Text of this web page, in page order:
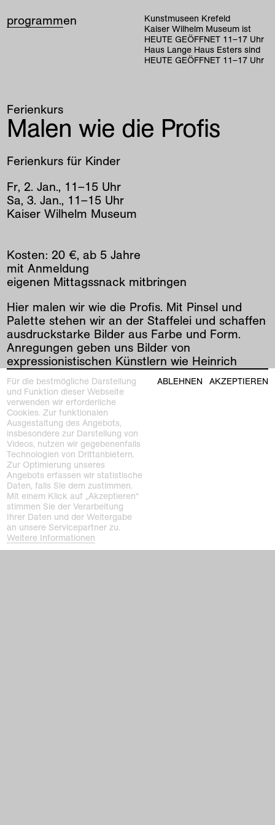
programmen
Kunstmuseen Krefeld
Kaiser Wilhelm Museum ist
HEUTE GEÖFFNET 11–17 Uhr
Haus Lange Haus Esters sind
HEUTE GEÖFFNET 11–17 Uhr
Ferienkurs
Malen wie die Profis
Ferienkurs für Kinder
Fr, 2.Jan., 11–15 Uhr
Sa,3.Jan., 11–15 Uhr
Kaiser Wilhelm Museum
Kosten: 20 €, ab 5 Jahre
mitAnmeldung
eigenen Mittagssnack mitbringen
Hier malen wir wie die Profis. Mit Pinsel und
Palette stehen wir an der Staffelei und schaffen
ausdruckstarke Bilder aus Farbe und Form.
Anregungen geben uns Bilder von
expressionistischen Künstlern wie Heinrich
Campendonk oder Erich Heckel.
vorherige
Kunstmuseen Krefeld
+49 2151 975580
e-mail
kunstmuseenkrefeld.de
Für die bestmögliche Darstellung
und Funktion dieser Webseite
verwenden wir erforderliche
Cookies. Zur funktionalen
Ausgestaltung des Angebots,
insbesondere zur Darstellung von
Videos, nutzen wir gegebenenfalls
Technologien von Drittanbietern.
Zur Optimierung unseres
Angebots erfassen wir statistische
Daten, falls Sie dem zustimmen.
Mit einem Klick auf „Akzeptieren“
stimmen Sie der Verarbeitung
Ihrer Daten und der Weitergabe
an unsere Servicepartner zu.
Weitere Informationen
ABLEHNEN AKZEPTIEREN